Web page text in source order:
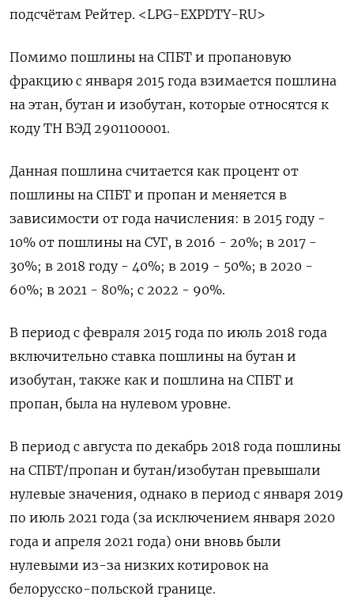
подсчётам Рейтер. <LPG-EXPDTY-RU>
Помимо пошлины на СПБТ и пропановую
фракцию с января 2015 года взимается пошлина
на этан, бутан и изобутан, которые относятся к
коду ТН ВЭД 2901100001.
Данная пошлина считается как процент от
пошлины на СПБТ и пропан и меняется в
зависимости от года начисления: в 2015 году -
10% от пошлины на СУГ, в 2016 - 20%; в 2017 -
30%; в 2018 году - 40%; в 2019 - 50%; в 2020 -
60%; в 2021 - 80%; с 2022 - 90%.
В период с февраля 2015 года по июль 2018 года
включительно ставка пошлины на бутан и
изобутан, также как и пошлина на СПБТ и
пропан, была на нулевом уровне.
В период с августа по декабрь 2018 года пошлины
на СПБТ/пропан и бутан/изобутан превышали
нулевые значения, однако в период с января 2019
по июль 2021 года (за исключением января 2020
года и апреля 2021 года) они вновь были
нулевыми из-за низких котировок на
белорусско-польской границе.